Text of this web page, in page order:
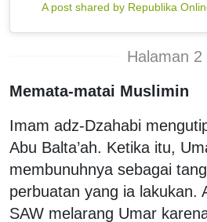
A post shared by Republika
Halaman 2
Memata-matai Muslimin
Imam adz-Dzahabi
Abu Balta’ah. Ketika itu,
membunuhnya sebagai
perbuatan yang ia lakukan.
SAW melarang Umar